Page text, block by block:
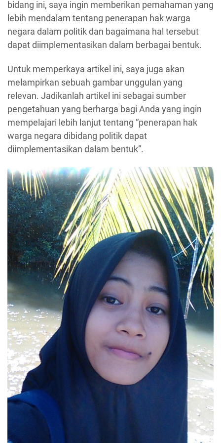
bidang ini, saya ingin memberikan pemahaman yang
lebih mendalam tentang penerapan hak warga
negara dalam politik dan bagaimana hal tersebut
dapat diimplementasikan dalam berbagai bentuk.
Untuk memperkaya artikel ini, saya juga akan
melampirkan sebuah gambar unggulan yang
relevan. Jadikanlah artikel ini sebagai sumber
pengetahuan yang berharga bagi Anda yang ingin
mempelajari lebih lanjut tentang “penerapan hak
warga negara dibidang politik dapat
diimplementasikan dalam bentuk”.